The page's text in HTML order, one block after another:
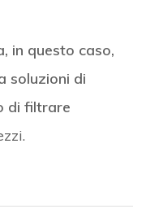
in questo caso,
soluzioni di
di filtrare